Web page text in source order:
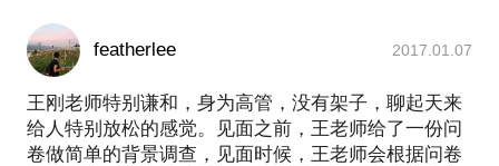
featherlee 2017.01.07
王刚老师特别谦和，身为高管，没有架子，聊起天来
给人特别放松的感觉。见面之前，王老师给了一份问
卷做简单的背景调查，见面时候，王老师会根据问卷